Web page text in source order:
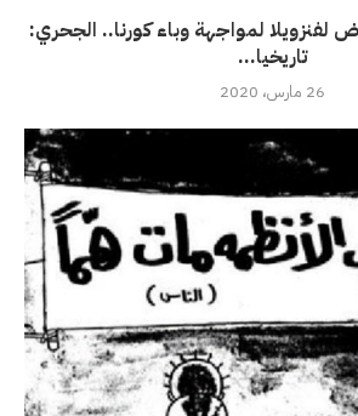
لمواجهة وباء كورنا.. الجحري:
تاريخيا...
26 مارس، 2020